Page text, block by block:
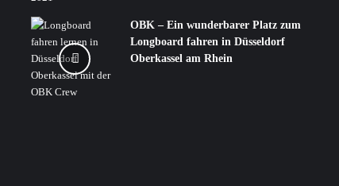
OBK – Ein wunderbarer Platz zum
Longboard fahren in Düsseldorf
Oberkassel am Rhein